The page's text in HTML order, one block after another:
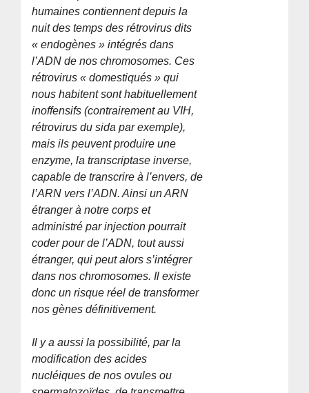
humaines contiennent depuis la
nuit des temps des rétrovirus dits
« endogènes » intégrés dans
l’ADN de nos chromosomes. Ces
rétrovirus « domestiqués » qui
nous habitent sont habituellement
inoffensifs (contrairement au VIH,
rétrovirus du sida par exemple),
mais ils peuvent produire une
enzyme, la transcriptase inverse,
capable de transcrire à l’envers, de
l’ARN vers l’ADN. Ainsi un ARN
étranger à notre corps et
administré par injection pourrait
coder pour de l’ADN, tout aussi
étranger, qui peut alors s’intégrer
dans nos chromosomes. Il existe
donc un risque réel de transformer
nos gènes définitivement.
Il y a aussi la possibilité, par la
modification des acides
nucléiques de nos ovules ou